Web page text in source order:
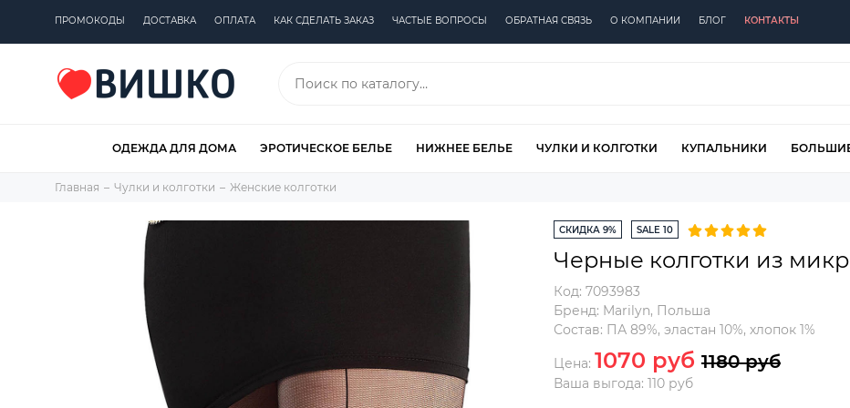
ПРОМОКОДЫ ДОСТАВКА ОПЛАТА КАК СДЕЛАТЬ ЗАКАЗ ЧАСТЫЕ ВОПРОСЫ ОБРАТНАЯ СВЯЗЬ О КОМПАНИИ БЛОГ КОНТАКТЫ
ОДЕЖДА ДЛЯ ДОМА ЭРОТИЧЕСКОЕ БЕЛЬЕ НИЖНЕЕ БЕЛЬЕ ЧУЛКИ И КОЛГОТКИ КУПАЛЬНИКИ
Главная Чулки и колготки Женские колготки
СКИДКА 9% SALE 10
Черные колготки из
Код: 7093983
Бренд: Marilyn, Польша
Состав: ПА 89%, эластан 10%, хлопок 1%
Цена: 1070 руб 1180 руб
Ваша выгода: 110 руб